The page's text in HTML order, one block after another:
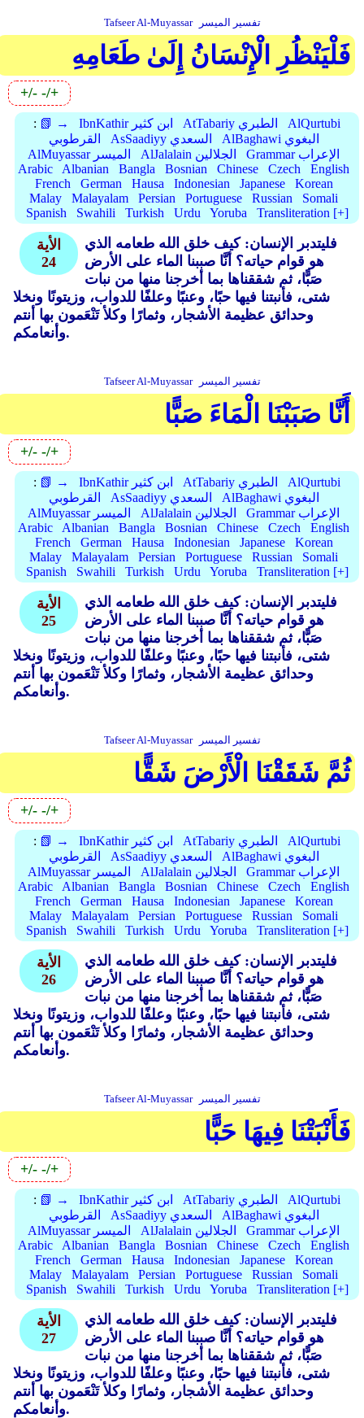
Tafseer Al-Muyassar تفسير الميسر
فَلْيَنْظُرِ الْإِنْسَانُ إِلَىٰ طَعَامِهِ
+/- -/+
: 📗 → IbnKathir ابن كثير AtTabariy الطبري
AlQurtubi
القرطوبي
AsSaadiyy السعدي
AlBaghawi البغوي
AlMuyassar الميسر
AlJalalain الجلالين
Grammar الإعراب
Arabic
Albanian Bangla Bosnian Chinese Czech
English
French
German Hausa Indonesian Japanese
Korean
Malay
Malayalam Persian Portuguese Russian
Somali
Spanish
Swahili Turkish Urdu Yoruba Transliteration [+]
الأية
24
فليتدبر الإنسان: كيف خلق الله طعامه الذي
هو قوام حياته؟ أنَّا صببنا الماء على الأرض
صَبًّا، ثم شققناها بما أخرجنا منها من نبات
شتى، فأنبتنا فيها حبًا، وعنبًا وعلفًا للدواب، وزيتونًا ونخلا
وحدائق عظيمة الأشجار، وثمارًا وكلأ تَنْعَمون بها أنتم
وأنعامكم.
Tafseer Al-Muyassar تفسير الميسر
أَنَّا صَبَبْنَا الْمَاءَ صَبًّا
+/- -/+
: 📗 → IbnKathir ابن كثير AtTabariy الطبري
AlQurtubi
القرطوبي
AsSaadiyy السعدي
AlBaghawi البغوي
AlMuyassar الميسر
AlJalalain الجلالين
Grammar الإعراب
Arabic
Albanian Bangla Bosnian Chinese Czech
English
French
German Hausa Indonesian Japanese
Korean
Malay
Malayalam Persian Portuguese Russian
Somali
Spanish
Swahili Turkish Urdu Yoruba Transliteration [+]
الأية
25
فليتدبر الإنسان: كيف خلق الله طعامه الذي
هو قوام حياته؟ أنَّا صببنا الماء على الأرض
صَبًّا، ثم شققناها بما أخرجنا منها من نبات
شتى، فأنبتنا فيها حبًا، وعنبًا وعلفًا للدواب، وزيتونًا ونخلا
وحدائق عظيمة الأشجار، وثمارًا وكلأ تَنْعَمون بها أنتم
وأنعامكم.
Tafseer Al-Muyassar تفسير الميسر
ثُمَّ شَقَقْنَا الْأَرْضَ شَقًّا
+/- -/+
: 📗 → IbnKathir ابن كثير AtTabariy الطبري
AlQurtubi
القرطوبي
AsSaadiyy السعدي
AlBaghawi البغوي
AlMuyassar الميسر
AlJalalain الجلالين
Grammar الإعراب
Arabic
Albanian Bangla Bosnian Chinese Czech
English
French
German Hausa Indonesian Japanese
Korean
Malay
Malayalam Persian Portuguese Russian
Somali
Spanish
Swahili Turkish Urdu Yoruba Transliteration [+]
الأية
26
فليتدبر الإنسان: كيف خلق الله طعامه الذي
هو قوام حياته؟ أنَّا صببنا الماء على الأرض
صَبًّا، ثم شققناها بما أخرجنا منها من نبات
شتى، فأنبتنا فيها حبًا، وعنبًا وعلفًا للدواب، وزيتونًا ونخلا
وحدائق عظيمة الأشجار، وثمارًا وكلأ تَنْعَمون بها أنتم
وأنعامكم.
Tafseer Al-Muyassar تفسير الميسر
فَأَنْبَتْنَا فِيهَا حَبًّا
+/- -/+
: 📗 → IbnKathir ابن كثير AtTabariy الطبري
AlQurtubi
القرطوبي
AsSaadiyy السعدي
AlBaghawi البغوي
AlMuyassar الميسر
AlJalalain الجلالين
Grammar الإعراب
Arabic
Albanian Bangla Bosnian Chinese Czech
English
French
German Hausa Indonesian Japanese
Korean
Malay
Malayalam Persian Portuguese Russian
Somali
Spanish
Swahili Turkish Urdu Yoruba Transliteration [+]
الأية
27
فليتدبر الإنسان: كيف خلق الله طعامه الذي
هو قوام حياته؟ أنَّا صببنا الماء على الأرض
صَبًّا، ثم شققناها بما أخرجنا منها من نبات
شتى، فأنبتنا فيها حبًا، وعنبًا وعلفًا للدواب، وزيتونًا ونخلا
وحدائق عظيمة الأشجار، وثمارًا وكلأ تَنْعَمون بها أنتم
وأنعامكم.